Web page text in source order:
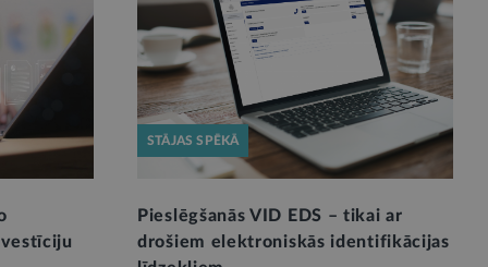
STĀJAS SPĒKĀ
Pieslēgšanās VID EDS – tikai ar
drošiem elektroniskās identifikācijas